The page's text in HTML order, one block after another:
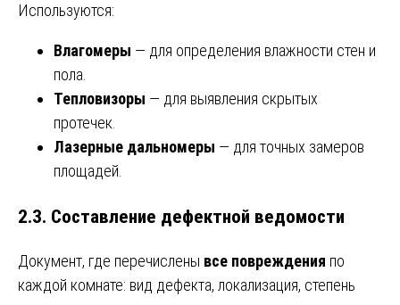
Используются:
Влагомеры — для определения влажности стен и
пола.
Тепловизоры — для выявления скрытых
протечек.
Лазерные дальномеры — для точных замеров
площадей.
2.3. Составление дефектной ведомости
Документ, где перечислены все повреждения по
каждой комнате: вид дефекта, локализация, степень